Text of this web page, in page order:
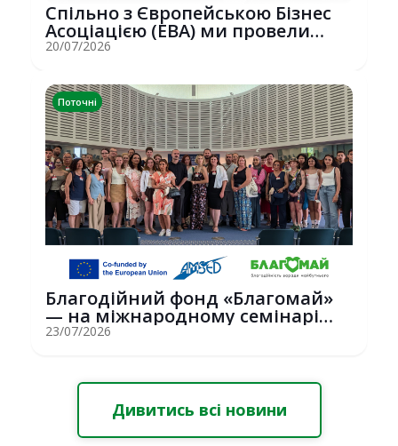
Спільно з Європейською Бізнес
Асоціацією (EBA) ми провели
потужну о...
20/07/2026
Поточні
Благодійний фонд «Благомай»
— на міжнародному семінарі
Erasmus+ у С...
23/07/2026
Дивитись всі новини